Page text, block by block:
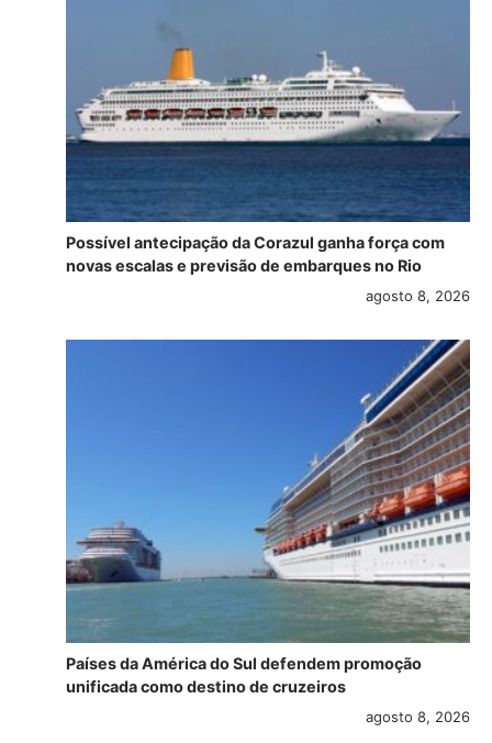
Possível antecipação da Corazul ganha força com
novas escalas e previsão de embarques no Rio
agosto 8, 2026
Países da América do Sul defendem promoção
unificada como destino de cruzeiros
agosto 8, 2026